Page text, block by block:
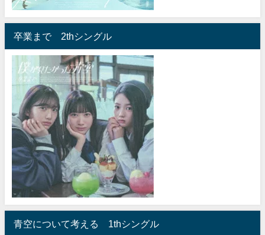
卒業まで 2thシングル
青空について考える 1thシングル